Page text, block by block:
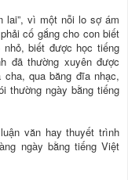
lai”, vì một nỗi lo sợ ám
cố gắng cho con biết
biết được học tiếng
đã thường xuyên được
qua băng đĩa nhạc,
thường ngày bằng tiếng
văn hay thuyết trình
ngày bằng tiếng Việt